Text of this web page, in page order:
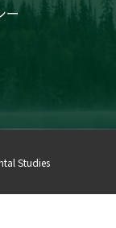
ー
Studies